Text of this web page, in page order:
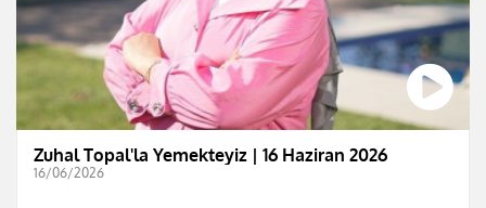
Zuhal Topal'la Yemekteyiz | 16 Haziran 2026
16/06/2026